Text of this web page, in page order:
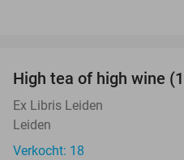
High tea of high wine
Ex Libris Leiden
Leiden
Verkocht: 18